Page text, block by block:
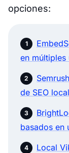
opciones:
en múltiples
de SEO local
basados en
Local